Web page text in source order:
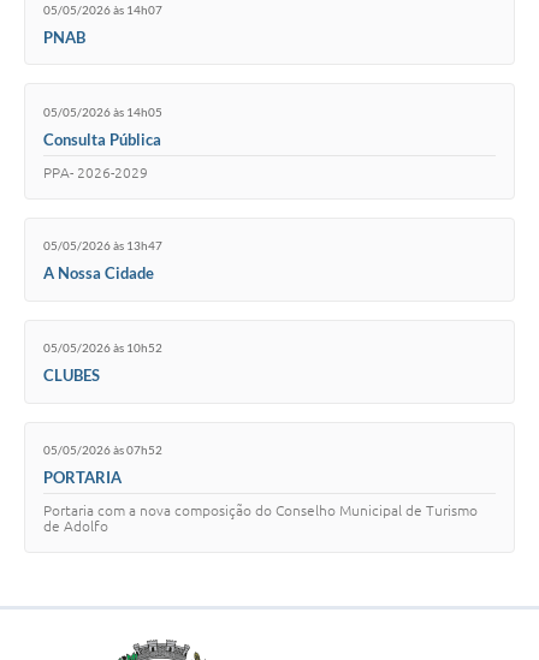
05/05/2026 às 14h07
PNAB
05/05/2026 às 14h05
Consulta Pública
PPA- 2026-2029
05/05/2026 às 13h47
A Nossa Cidade
05/05/2026 às 10h52
CLUBES
05/05/2026 às 07h52
PORTARIA
Portaria com a nova composição do Conselho Municipal de Turismo
de Adolfo